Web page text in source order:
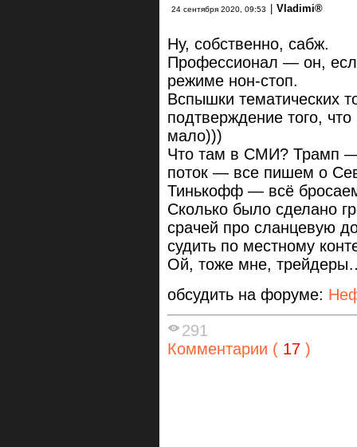
24 сентября 2020, 09:53 Vlаdimi®
Ну, собственно, сабж.
Профессионал — он,
режиме нон-стоп.
Вспышки тематических
подтверждение того,
мало)))
Что там в СМИ? Трамп
поток — все пишем о
Тинькофф — всё
Сколько было сделано
срачей про сланцевую
судить по местному
Ой, тоже мне,
обсудить на форуме:
291
Комментарии ( 17 )